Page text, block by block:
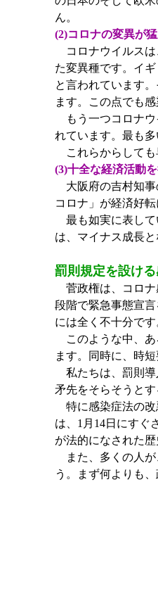
ん。
(2)コロナの変異が
コロナウイルスは
た変異種です。イ
と言われています
ます。この点でも
もう一つコロナウ
れています。最も
これらからしても
(3)十全な経済活動
大阪府の吉村知事
コロナ」が経済好
最も如実に表して
は、マイナス成長
罰則規定を設け
菅政権は、コロナ
段階で緊急事態宣
には全く不十分です
このような中、あ
ます。同時に、時
私たちは、罰則導
矛先をそらそうと
特に感染症法の改
は、1月14日にすぐ
が法的になされた
また、多くの人が
う。まず何よりも